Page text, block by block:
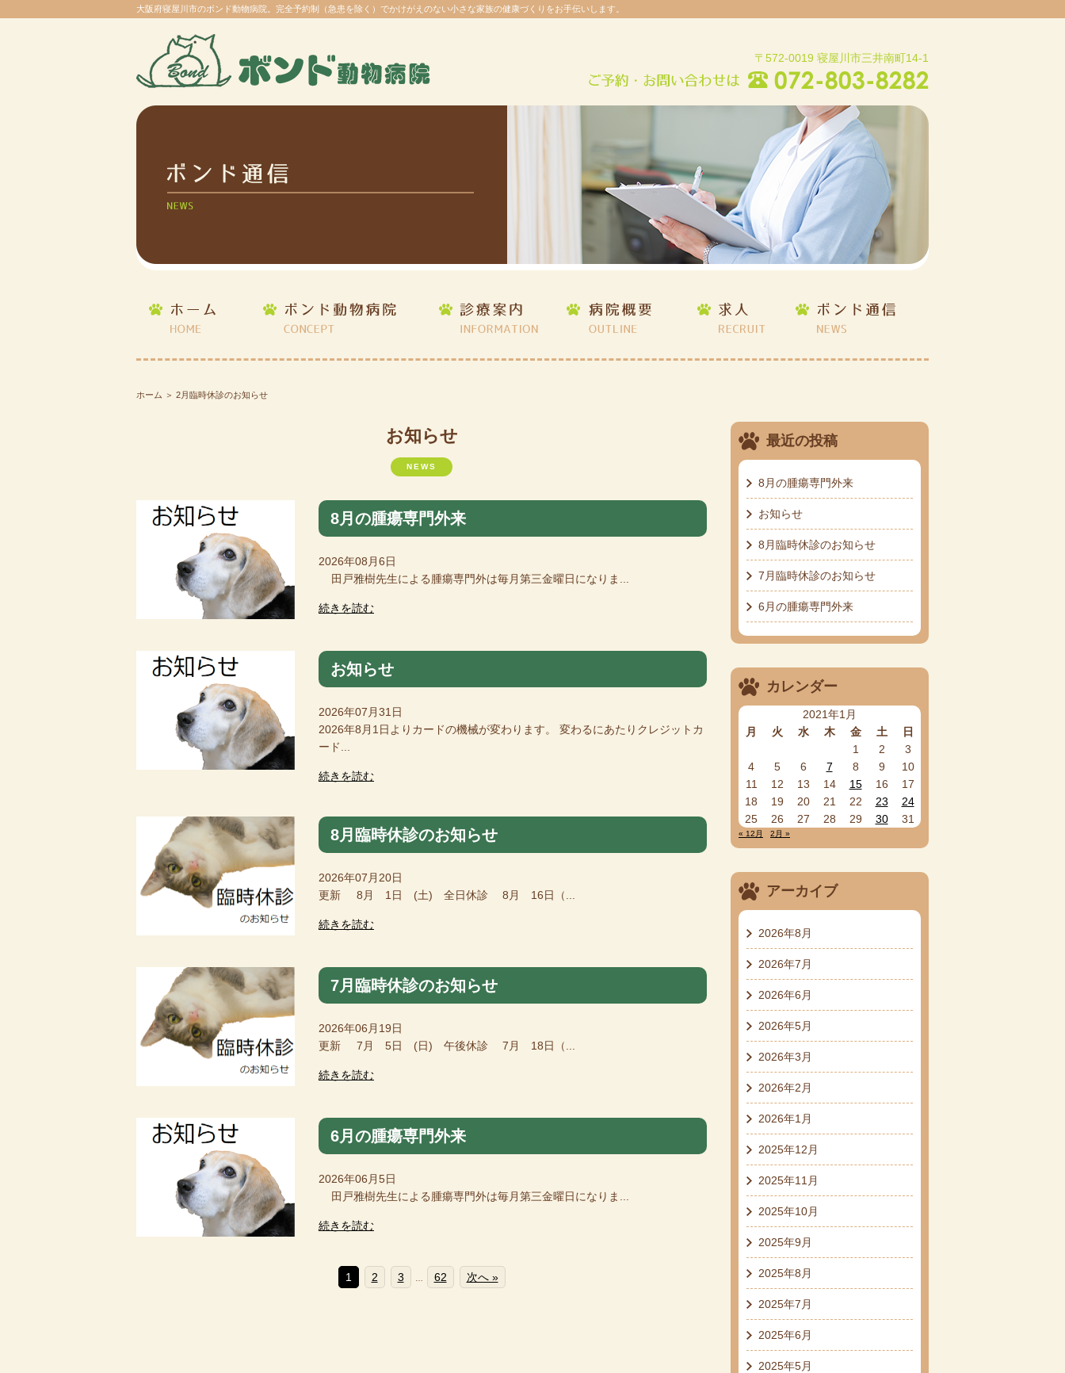
大阪府寝屋川市のボンド動物病院。完全予約制（急患を除く）でかけがえのない小さな家族の健康づくりをお手伝いします。
〒572-0019 寝屋川市三井南町14-1
ホーム ＞ 2月臨時休診のお知らせ
お知らせ
NEWS
8月の腫瘍専門外来
2026年08月6日
田戸雅樹先生による腫瘍専門外は毎月第三金曜日になりま...
続きを読む
お知らせ
2026年07月31日
2026年8月1日よりカードの機械が変わります。 変わるにあたりクレジットカ
ード...
続きを読む
8月臨時休診のお知らせ
2026年07月20日
更新 8月 1日 (土) 全日休診 8月 16日（...
続きを読む
7月臨時休診のお知らせ
2026年06月19日
更新 7月 5日 (日) 午後休診 7月 18日（...
続きを読む
6月の腫瘍専門外来
2026年06月5日
田戸雅樹先生による腫瘍専門外は毎月第三金曜日になりま...
続きを読む
1 2 3 62 次へ »
最近の投稿
8月の腫瘍専門外来
お知らせ
8月臨時休診のお知らせ
7月臨時休診のお知らせ
6月の腫瘍専門外来
カレンダー
2021年1月
月
火 水 木 金 土
日
1
2
3
4
5 6 7 8 9
10
11
12 13 14 15 16
17
18
19 20 21 22 23
24
25
26 27 28 29 30 31
« 12月 2月 »
アーカイブ
2026年8月
2026年7月
2026年6月
2026年5月
2026年3月
2026年2月
2026年1月
2025年12月
2025年11月
2025年10月
2025年9月
2025年8月
2025年7月
2025年6月
2025年5月